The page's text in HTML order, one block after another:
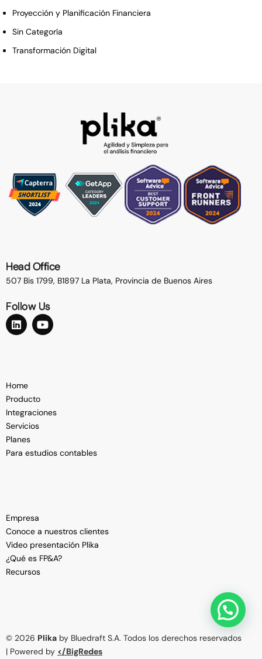
Proyección y Planificación Financiera
Sin Categoría
Transformación Digital
Head Office
507 Bis 1799, B1897 La Plata, Provincia de Buenos Aires
Follow Us
Home
Producto
Integraciones
Servicios
Planes
Para estudios contables
Empresa
Conoce a nuestros clientes
Video presentación Plika
¿Qué es FP&A?
Recursos
© 2026 Plika by Bluedraft S.A. Todos los derechos reservados
| Powered by </BigRedes